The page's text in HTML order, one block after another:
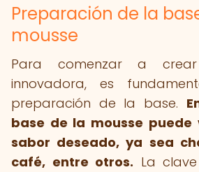
Preparación de la
mousse
Para comenzar a
innovadora, es
preparación de la base.
base de la mousse puede
sabor deseado, ya sea
café, entre otros. La